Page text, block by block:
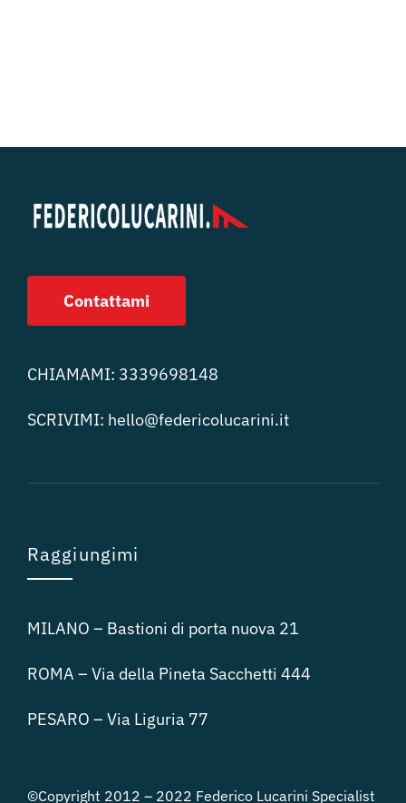
Contattami
CHIAMAMI: 3339698148
SCRIVIMI: hello@federicolucarini.it
Raggiungimi
MILANO – Bastioni di porta nuova 21
ROMA – Via della Pineta Sacchetti 444
PESARO – Via Liguria 77
©Copyright 2012 – 2022 Federico Lucarini Specialist